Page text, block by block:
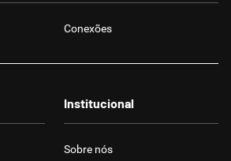
Conexões
Institucional
Sobre nós